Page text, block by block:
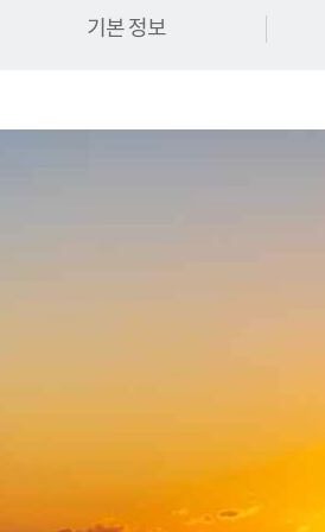
기본 정보